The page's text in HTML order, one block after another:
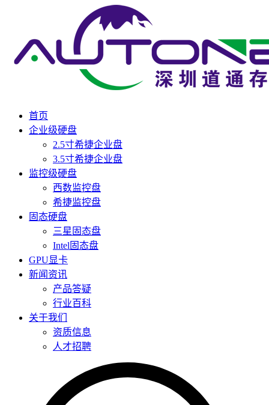
首页
企业级硬盘
2.5寸希捷企业盘
3.5寸希捷企业盘
监控级硬盘
西数监控盘
希捷监控盘
固态硬盘
三星固态盘
Intel固态盘
GPU显卡
新闻资讯
产品答疑
行业百科
关于我们
资质信息
人才招聘